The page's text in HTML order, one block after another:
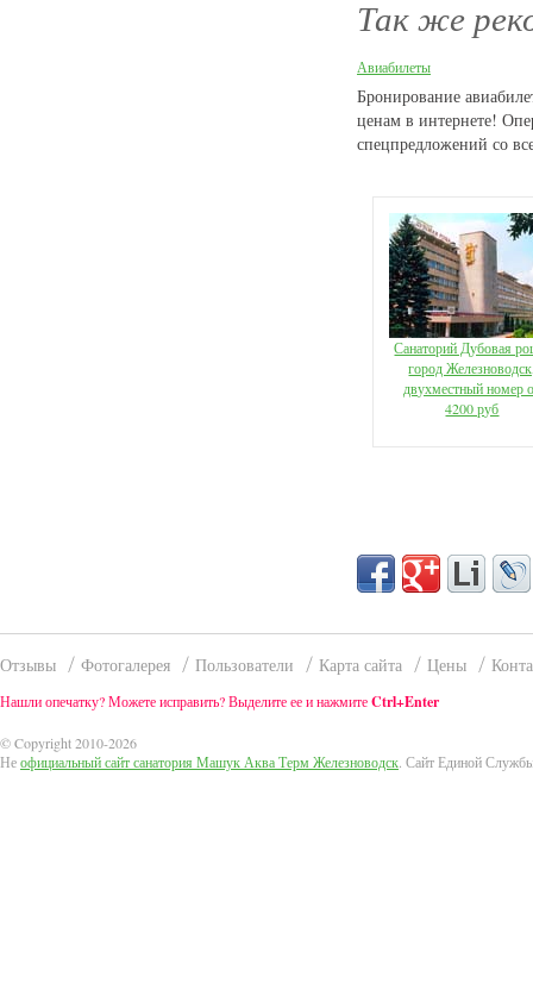
Так же
Авиабилеты
Бронирование
ценам в интернете!
спецпредложений со
Санаторий Дубовая
город
двухместный номер
4200 руб
Отзывы Фотогалерея Пользователи Карта сайта Цены
Нашли опечатку? Можете исправить? Выделите ее и нажмитеCtrl+Enter
© Copyright 2010-2026
Неофициальный сайт санатория Машук Аква Терм Железноводск . Сайт Единой